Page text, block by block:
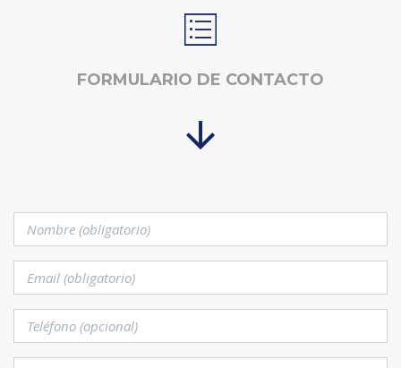
FORMULARIO DE CONTACTO